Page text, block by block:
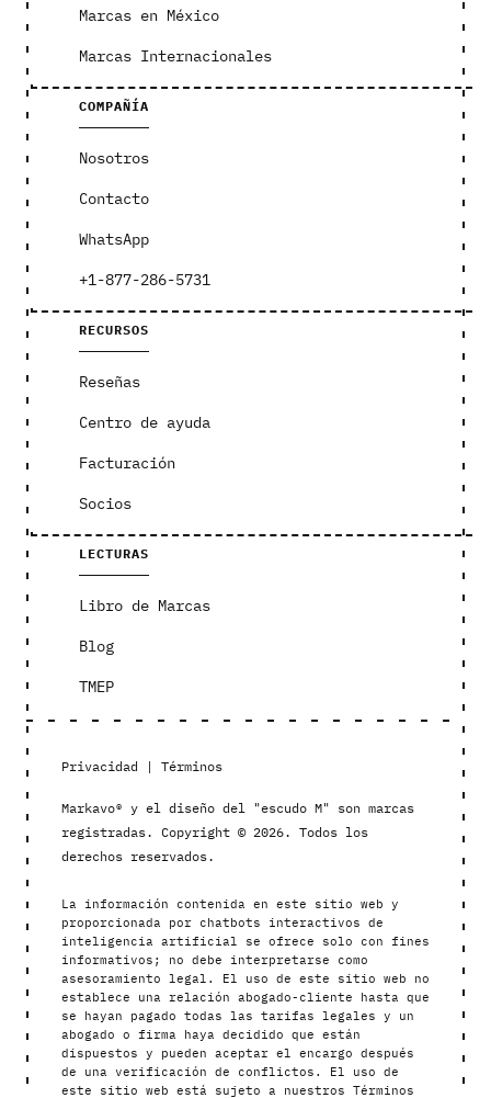
Marcas en México
Marcas Internacionales
COMPAÑÍA
Nosotros
Contacto
WhatsApp
+1-877-286-5731
RECURSOS
Reseñas
Centro de ayuda
Facturación
Socios
LECTURAS
Libro de Marcas
Blog
TMEP
Privacidad | Términos
Markavo® y el diseño del "escudo M" son marcas
registradas. Copyright © 2026. Todos los
derechos reservados.
La información contenida en este sitio web y
proporcionada por chatbots interactivos de
inteligencia artificial se ofrece solo con fines
informativos; no debe interpretarse como
asesoramiento legal. El uso de este sitio web no
establece una relación abogado-cliente hasta que
se hayan pagado todas las tarifas legales y un
abogado o firma haya decidido que están
dispuestos y pueden aceptar el encargo después
de una verificación de conflictos. El uso de
este sitio web está sujeto a nuestros Términos